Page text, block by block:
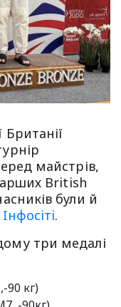
Британії
майстрів,
British
були й
Iнфосiтi.
три медалі
90 кг)